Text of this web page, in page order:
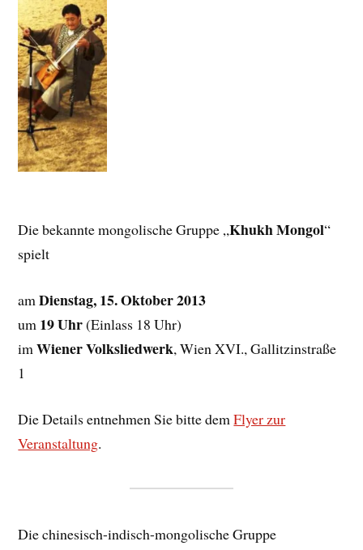
Die bekannte mongolische Gruppe „Khukh Mongol“
spielt
amDienstag, 15. Oktober 2013
um 19 Uhr(Einlass 18 Uhr)
imWiener Volksliedwerk, Wien XVI., Gallitzinstraße
1
Die Details entnehmen Sie bitte demFlyer zur
Veranstaltung.
Die chinesisch-indisch-mongolische Gruppe